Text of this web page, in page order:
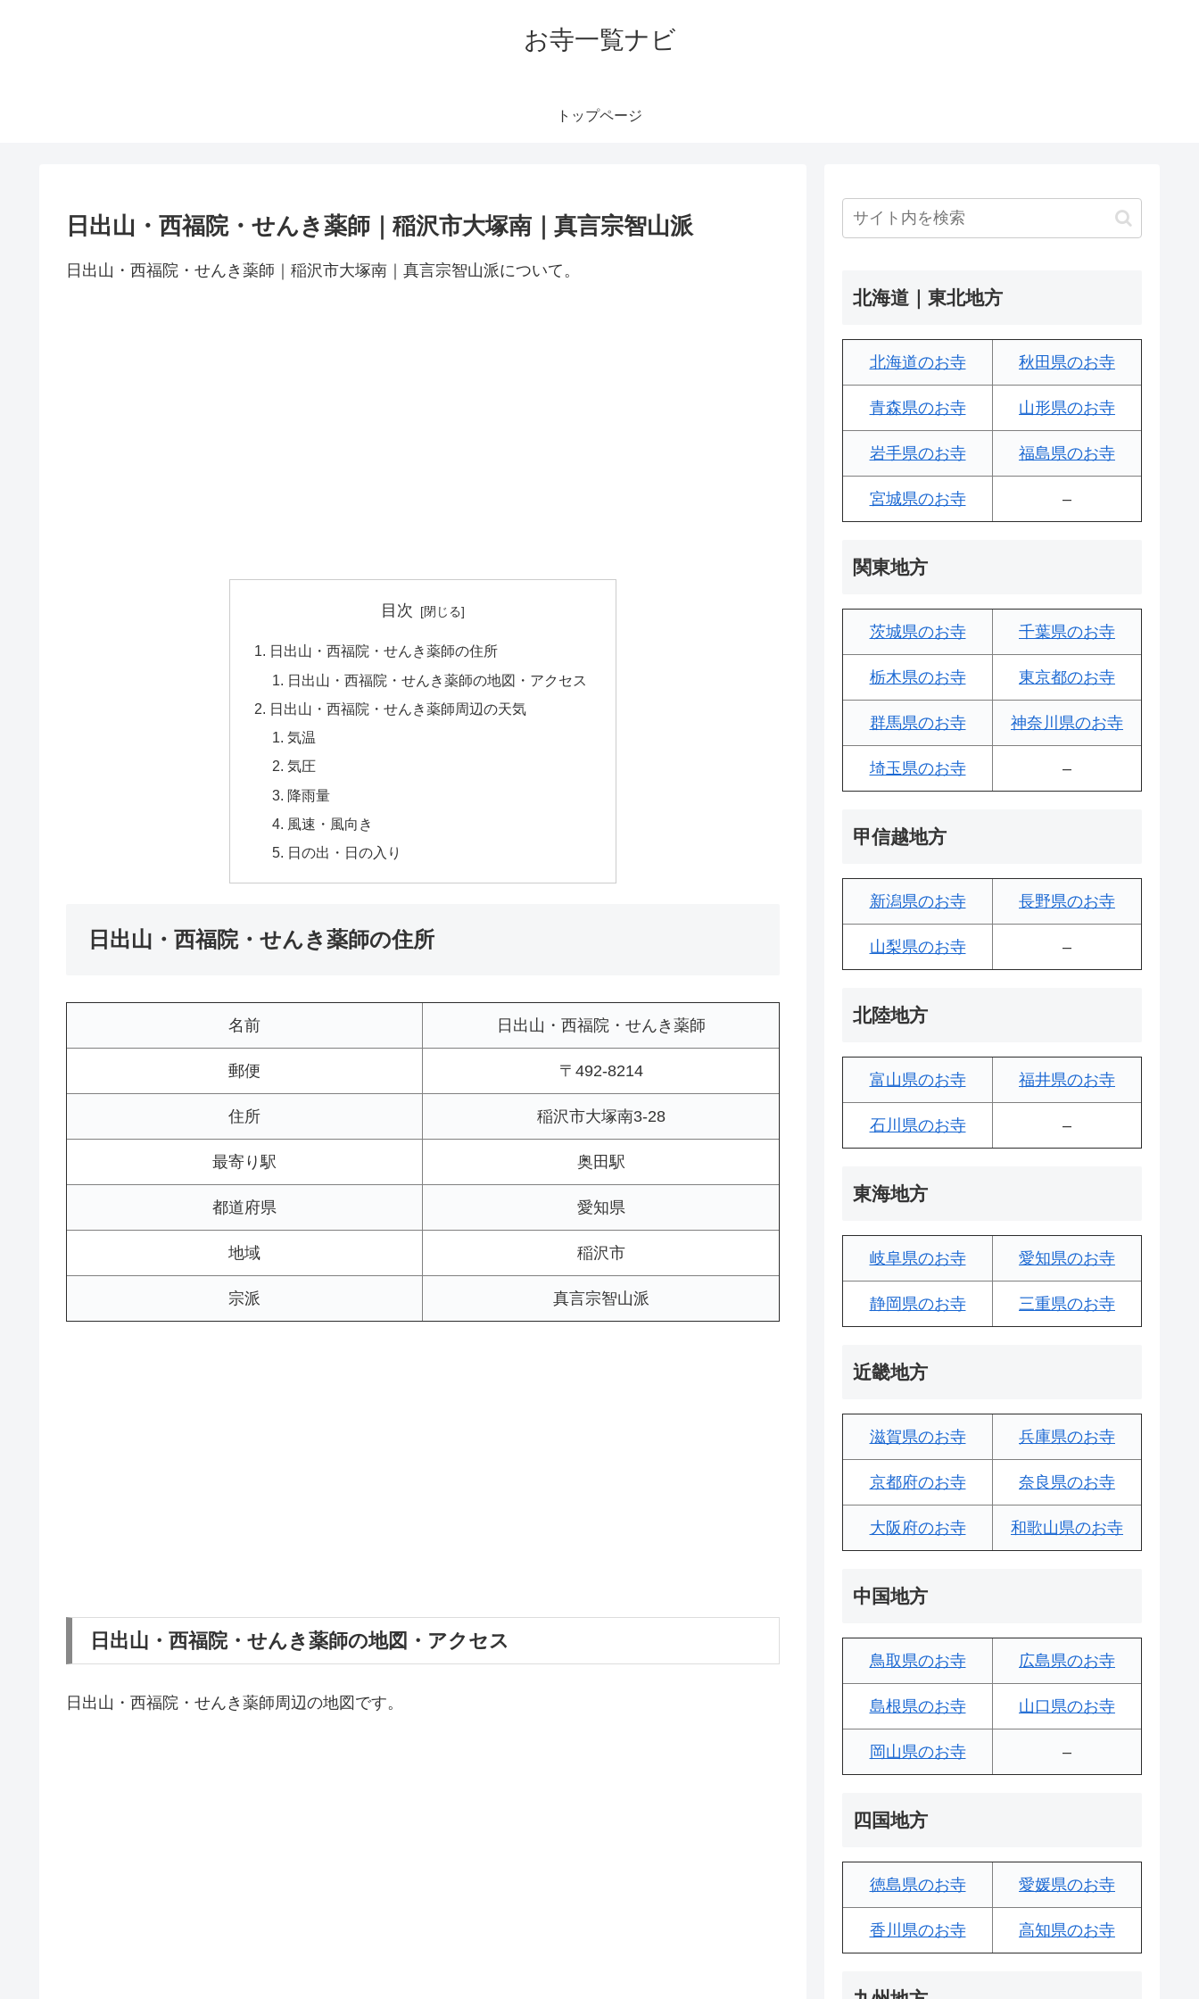
お寺一覧ナビ
トップページ
日出山・西福院・せんき薬師｜稲沢市大塚南｜真言宗智山派
日出山・西福院・せんき薬師｜稲沢市大塚南｜真言宗智山派について。
目次
日出山・西福院・せんき薬師の住所
日出山・西福院・せんき薬師の地図・アクセス
日出山・西福院・せんき薬師周辺の天気
気温
気圧
降雨量
風速・風向き
日の出・日の入り
日出山・西福院・せんき薬師の住所
名前 日出山・西福院・せんき薬師
郵便 〒492-8214
住所 稲沢市大塚南3-28
最寄り駅 奥田駅
都道府県 愛知県
地域 稲沢市
宗派 真言宗智山派
日出山・西福院・せんき薬師の地図・アクセス
日出山・西福院・せんき薬師周辺の地図です。
北海道｜東北地方
北海道のお寺 秋田県のお寺
青森県のお寺 山形県のお寺
岩手県のお寺 福島県のお寺
宮城県のお寺 –
関東地方
茨城県のお寺 千葉県のお寺
栃木県のお寺 東京都のお寺
群馬県のお寺 神奈川県のお寺
埼玉県のお寺 –
甲信越地方
新潟県のお寺 長野県のお寺
山梨県のお寺 –
北陸地方
富山県のお寺 福井県のお寺
石川県のお寺 –
東海地方
岐阜県のお寺 愛知県のお寺
静岡県のお寺 三重県のお寺
近畿地方
滋賀県のお寺 兵庫県のお寺
京都府のお寺 奈良県のお寺
大阪府のお寺 和歌山県のお寺
中国地方
鳥取県のお寺 広島県のお寺
島根県のお寺 山口県のお寺
岡山県のお寺 –
四国地方
徳島県のお寺 愛媛県のお寺
香川県のお寺 高知県のお寺